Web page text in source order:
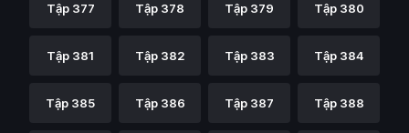
Tập 377 Tập 378 Tập 379 Tập 380
Tập 381 Tập 382 Tập 383 Tập 384
Tập 385 Tập 386 Tập 387 Tập 388